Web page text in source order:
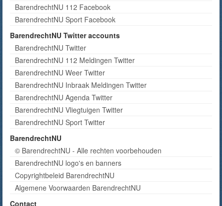
BarendrechtNU 112 Facebook
BarendrechtNU Sport Facebook
BarendrechtNU Twitter accounts
BarendrechtNU Twitter
BarendrechtNU 112 Meldingen Twitter
BarendrechtNU Weer Twitter
BarendrechtNU Inbraak Meldingen Twitter
BarendrechtNU Agenda Twitter
BarendrechtNU Vliegtuigen Twitter
BarendrechtNU Sport Twitter
BarendrechtNU
© BarendrechtNU - Alle rechten voorbehouden
BarendrechtNU logo's en banners
Copyrightbeleid BarendrechtNU
Algemene Voorwaarden BarendrechtNU
Contact